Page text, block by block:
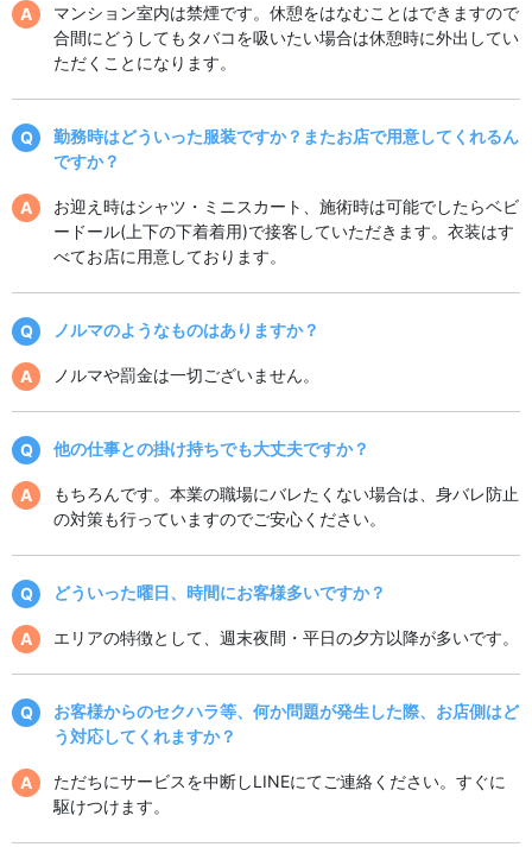
マンション室内は禁煙です。休憩をはなむことはできますので
合間にどうしてもタバコを吸いたい場合は休憩時に外出してい
ただくことになります。
勤務時はどういった服装ですか？またお店で用意してくれるん
ですか？
お迎え時はシャツ・ミニスカート、施術時は可能でしたらベビ
ードール(上下の下着着用)で接客していただきます。衣装はす
べてお店に用意しております。
ノルマのようなものはありますか？
ノルマや罰金は一切ございません。
他の仕事との掛け持ちでも大丈夫ですか？
もちろんです。本業の職場にバレたくない場合は、身バレ防止
の対策も行っていますのでご安心ください。
どういった曜日、時間にお客様多いですか？
エリアの特徴として、週末夜間・平日の夕方以降が多いです。
お客様からのセクハラ等、何か問題が発生した際、お店側はど
う対応してくれますか？
ただちにサービスを中断しLINEにてご連絡ください。すぐに
駆けつけます。